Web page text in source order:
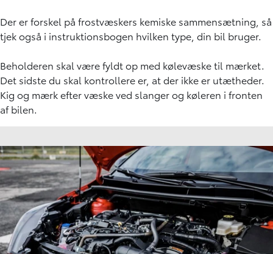
Der er forskel på frostvæskers kemiske sammensætning , så
tjek også i instruktionsbogen hvilken type, din bil bruger.
Beholderen skal være fyldt op med kølevæske til mærket.
Det sidste du skal kontrollere er, at der ikke er utætheder.
Kig og mærk efter væske ved slanger og køleren i fronten
af bilen.